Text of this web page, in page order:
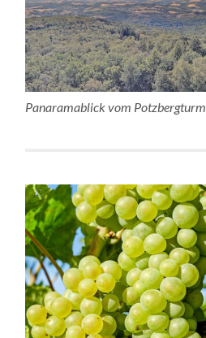
Panaramablick vom Potzbergturm